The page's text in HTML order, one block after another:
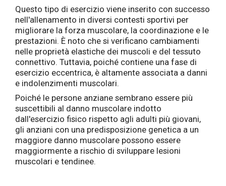
Questo tipo di esercizio viene inserito con successo
nell'allenamento in diversi contesti sportivi per
migliorare la forza muscolare, la coordinazione e le
prestazioni. È noto che si verificano cambiamenti
nelle proprietà elastiche dei muscoli e del tessuto
connettivo. Tuttavia, poiché contiene una fase di
esercizio eccentrica, è altamente associata a danni
e indolenzimenti muscolari.
Poiché le persone anziane sembrano essere più
suscettibili al danno muscolare indotto
dall'esercizio fisico rispetto agli adulti più giovani,
gli anziani con una predisposizione genetica a un
maggiore danno muscolare possono essere
maggiormente a rischio di sviluppare lesioni
muscolari e tendinee.